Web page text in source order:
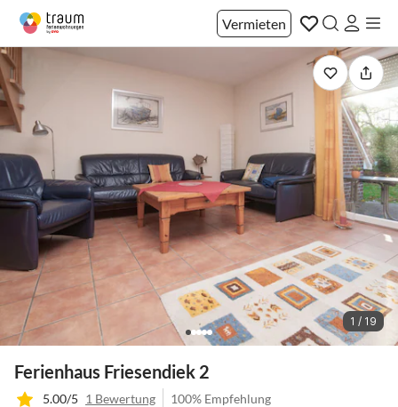
Vermieten
1 / 19
Ferienhaus Friesendiek 2
5.00/5 1 Bewertung 100% Empfehlung